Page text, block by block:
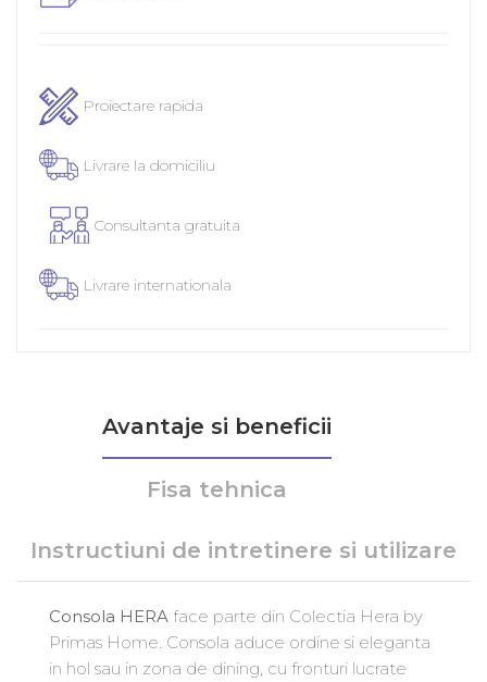
Proiectare rapida
Livrare la domiciliu
Consultanta gratuita
Livrare internationala
Avantaje si beneficii
Fisa tehnica
Instructiuni de intretinere si utilizare
Consola HERA face parte din Colectia Hera by
Primas Home. Consola aduce ordine si eleganta
in hol sau in zona de dining, cu fronturi lucrate